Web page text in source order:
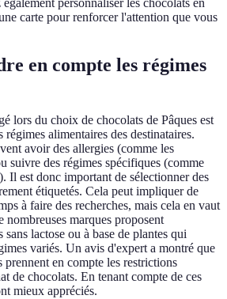
personnaliser les chocolats en
carte pour renforcer l'attention que vous
en compte les régimes
lors du choix de chocolats de Pâques est
régimes alimentaires des destinataires.
avoir des allergies (comme les
suivre des régimes spécifiques (comme
Il est donc important de sélectionner des
étiquetés. Cela peut impliquer de
à faire des recherches, mais cela en vaut
nombreuses marques proposent
lactose ou à base de plantes qui
variés. Un avis d'expert a montré que
prennent en compte les restrictions
de chocolats. En tenant compte de ces
mieux appréciés.